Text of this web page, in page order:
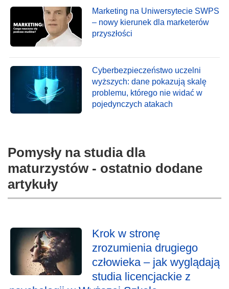
Marketing na Uniwersytecie SWPS
– nowy kierunek dla marketerów
przyszłości
Cyberbezpieczeństwo uczelni
wyższych: dane pokazują skalę
problemu, którego nie widać w
pojedynczych atakach
Pomysły na studia dla
maturzystów - ostatnio dodane
artykuły
Krok w stronę
zrozumienia drugiego
człowieka – jak wyglądają
studia licencjackie z